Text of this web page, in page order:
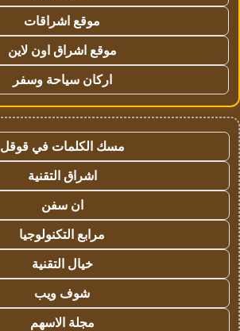
موقع اشراقات
موقع اشراق اون لاين
اركان سياحة وسفر
مسك الكلمات في قوقل
اشراق التقنية
ان سفن
مرابع التكنولوجيا
خيال التقنية
شوف ويب
مجلة الاسهم